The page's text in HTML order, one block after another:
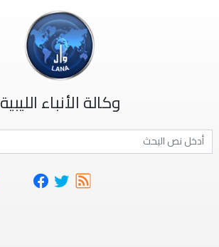
وكالة الأنباء الليبية